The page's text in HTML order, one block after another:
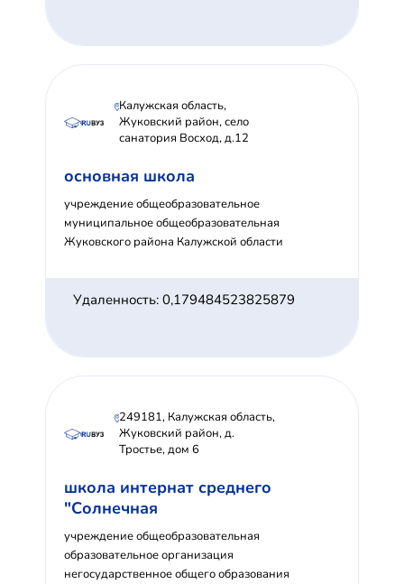
Калужская область,
Жуковский район, село
санатория Восход, д.12
основная школа
учреждение общеобразовательное
муниципальное общеобразовательная
Жуковского района Калужской области
Удаленность: 0,179484523825879
249181, Калужская область,
Жуковский район, д.
Тростье, дом 6
школа интернат среднего
"Солнечная
учреждение общеобразовательная
образовательное организация
негосударственное общего образования